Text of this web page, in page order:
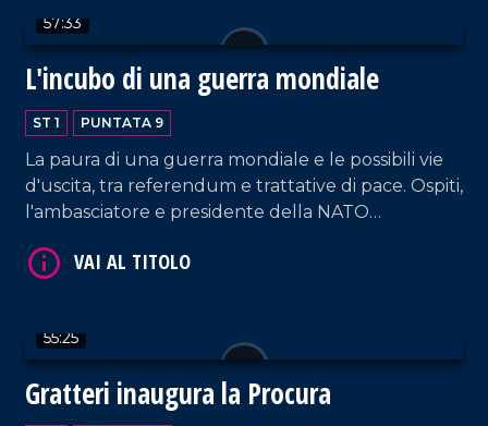
57:33
L'incubo di una guerra mondiale
ST 1 PUNTATA 9
La paura di una guerra mondiale e le possibili vie
d'uscita, tra referendum e trattative di pace. Ospiti,
l'ambasciatore e presidente della NATO
di brigata, Francesco Ippoliti. In studio Giusy
55:25
Gratteri inaugura la Procura
VAI AL TITOLO